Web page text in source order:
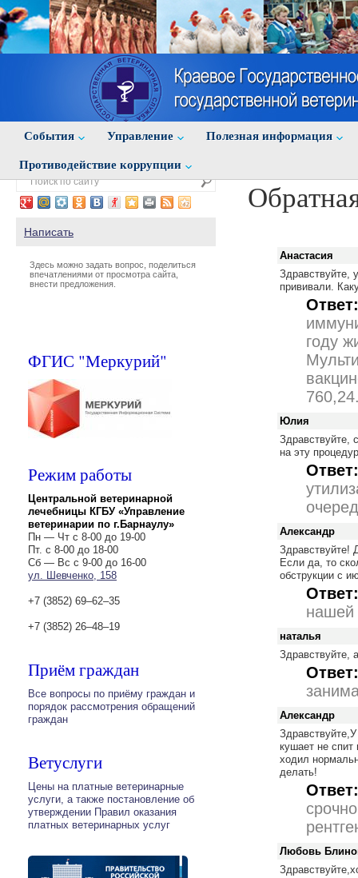
События Управление Полезная информация
Противодействие коррупции
Написать
Здесь можно задать вопрос, поделиться
впечатлениями от просмотра сайта,
внести предложения.
ФГИС "Меркурий"
Режим работы
Центральной ветеринарной
лечебницы КГБУ «Управление
ветеринарии по г.Барнаулу»
Пн — Чт с 8-00 до 19-00
Пт. с 8-00 до 18-00
Сб — Вс с 9-00 до 16-00
ул. Шевченко, 158
+7 (3852) 69‒62‒35
+7 (3852) 26‒48‒19
Приём граждан
Все вопросы по приёму граждан и
порядок рассмотрения обращений
граждан
Ветуслуги
Цены на платные ветеринарные
услуги, а также постановление об
утверждении Правил оказания
платных ветеринарных услуг
Анастасия
Здравствуйте,
прививали.
Ответ:
году
Юлия
Здравствуйте,
на эту
Ответ:
Александр
Здравствуйте!
Если да, то
обструкции с
Ответ:
нашей
наталья
Здравствуйте,
Ответ:
Александр
кушает не спит
ходил
делать!
Ответ:
Любовь